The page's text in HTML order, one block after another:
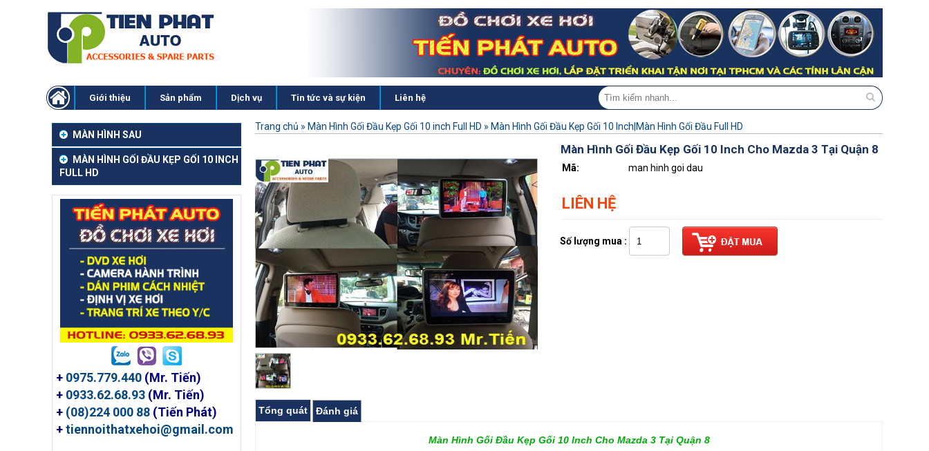
Giới thiệu Sản phẩm Dịch vụ Tin tức và sự kiện Liên hệ
MÀN HÌNH SAU
MÀN HÌNH GỐI ĐẦU KẸP GỐI 10 INCH
FULL HD
+ 0975.779.440 (Mr. Tiến)
+ 0933.62.68.93 (Mr. Tiến)
+ (08)224 000 88 (Tiến Phát)
+tiennoithatxehoi@gmail.com
Trang chủ » Màn Hình Gối Đầu Kẹp Gối 10 inch Full HD » Màn Hình Gối Đầu Kẹp Gối 10 Inch|Màn Hình Gối Đầu Full HD
Màn Hình Gối Đầu Kẹp Gối 10 Inch Cho Mazda 3 Tại Quận 8
Mã: man hinh goi dau
LIÊN HỆ
Số lượng mua :
Tổng quát Đánh giá
Màn Hình Gối Đầu Kẹp Gối 10 Inch Cho Mazda 3 Tại Quận 8